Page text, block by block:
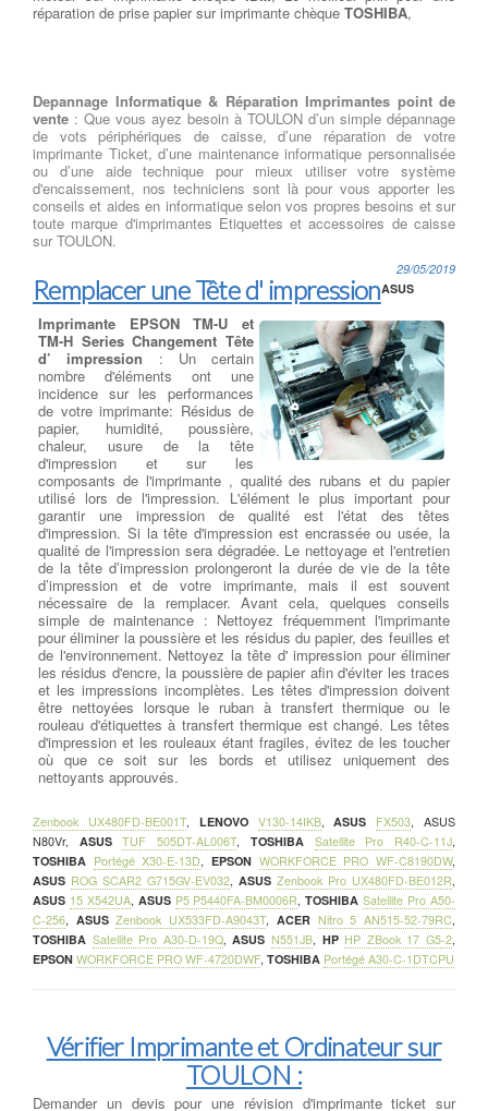
réparation de prise papier sur imprimante chèque TOSHIBA,
Depannage Informatique & Réparation Imprimantes point de
vente : Que vous ayez besoin à TOULON d’un simple dépannage
de vots périphériques de caisse, d’une réparation de votre
imprimante Ticket, d’une maintenance informatique personnalisée
ou d’une aide technique pour mieux utiliser votre système
d'encaissement, nos techniciens sont là pour vous apporter les
conseils et aides en informatique selon vos propres besoins et sur
toute marque d'imprimantes Etiquettes et accessoires de caisse
sur TOULON.
Remplacer une Tête d' impression
29/05/2019
Imprimante EPSON TM-U et
TM-H Series Changement Tête
d’ impression : Un certain
nombre d'éléments ont une
incidence sur les performances
de votre imprimante: Résidus de
papier, humidité, poussière,
chaleur, usure de la tête
d'impression et sur les
composants de l'imprimante , qualité des rubans et du papier
utilisé lors de l'impression. L'élément le plus important pour
garantir une impression de qualité est l'état des têtes
d'impression. Si la tête d'impression est encrassée ou usée, la
qualité de l'impression sera dégradée. Le nettoyage et l'entretien
de la tête d’impression prolongeront la durée de vie de la tête
d’impression et de votre imprimante, mais il est souvent
nécessaire de la remplacer. Avant cela, quelques conseils
simple de maintenance : Nettoyez fréquemment l'imprimante
pour éliminer la poussière et les résidus du papier, des feuilles et
de l'environnement. Nettoyez la tête d' impression pour éliminer
les résidus d'encre, la poussière de papier afin d'éviter les traces
et les impressions incomplètes. Les têtes d'impression doivent
être nettoyées lorsque le ruban à transfert thermique ou le
rouleau d'étiquettes à transfert thermique est changé. Les têtes
d'impression et les rouleaux étant fragiles, évitez de les toucher
où que ce soit sur les bords et utilisez uniquement des
nettoyants approuvés.
ASUS
Zenbook UX480FD-BE001T, LENOVO V130-14IKB,ASUS FX503,ASUS
N80Vr, ASUS TUF 505DT-AL006T, TOSHIBA Satellite Pro R40-C-11J,
TOSHIBA Portégé X30-E-13D,EPSON WORKFORCE PRO WF-C8190DW,
ASUS ROG SCAR2 G715GV-EV032, ASUS Zenbook Pro UX480FD-BE012R,
ASUS 15 X542UA, ASUS P5 P5440FA-BM0006R,TOSHIBA Satellite Pro A50-
C-256, ASUS Zenbook UX533FD-A9043T, ACER Nitro 5 AN515-52-79RC,
TOSHIBA Satellite Pro A30-D-19Q,ASUS N551JB, HP HP ZBook 17 G5-2,
EPSON WORKFORCE PRO WF-4720DWF, TOSHIBA Portégé A30-C-1DTCPU
Vérifier Imprimante et Ordinateur sur
TOULON :
Demander un devis pour une révision d'imprimante ticket sur